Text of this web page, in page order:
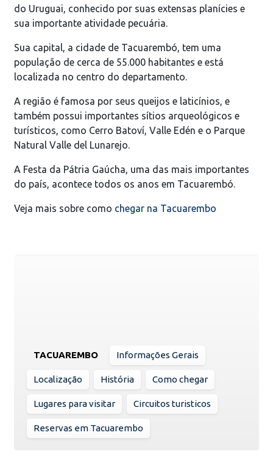
do Uruguai, conhecido por suas extensas planícies e
sua importante atividade pecuária.
Sua capital, a cidade de Tacuarembó, tem uma
população de cerca de 55.000 habitantes e está
localizada no centro do departamento.
A região é famosa por seus queijos e laticínios, e
também possui importantes sítios arqueológicos e
turísticos, como Cerro Batoví, Valle Edén e o Parque
Natural Valle del Lunarejo.
A Festa da Pátria Gaúcha, uma das mais importantes
do país, acontece todos os anos em Tacuarembó.
Veja mais sobre como chegar na Tacuarembo
TACUAREMBO Informações Gerais
Localização História Como chegar
Lugares para visitar Circuitos turisticos
Reservas em Tacuarembo